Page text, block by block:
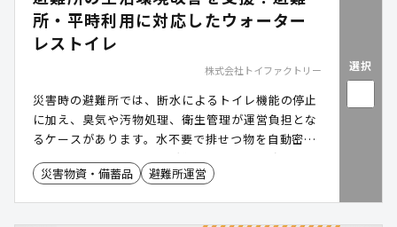
所・平時利用に対応したウォーター
レストイレ
株式会社トイファクトリー
災害時の避難所では、断水によるトイレ機能の停止
に加え、臭気や汚物処理、衛生管理が運営負担とな
るケースがあります。水不要で排せつ物を自動密閉
できる「クレサナ」は、避難所の生活環境改善を支
援するウォーターレストイレです。快適なトイレ環
災害物資・備蓄品 避難所運営
選択